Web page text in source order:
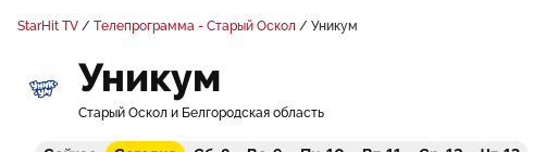
StarHit TV Телепрограмма - Старый Оскол Уникум
Уникум
Старый Оскол и Белгородская область